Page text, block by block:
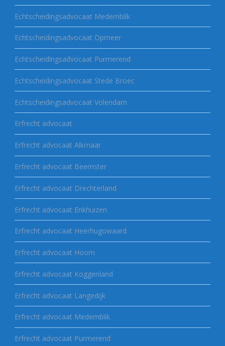
Echtscheidingsadvocaat Medemblik
Echtscheidingsadvocaat Opmeer
Echtscheidingsadvocaat Purmerend
Echtscheidingsadvocaat Stede Broec
Echtscheidingsadvocaat Volendam
Erfrecht advocaat
Erfrecht advocaat Alkmaar
Erfrecht advocaat Beemster
Erfrecht advocaat Drechterland
Erfrecht advocaat Enkhuizen
Erfrecht advocaat Heerhugowaard
Erfrecht advocaat Hoorn
Erfrecht advocaat Koggenland
Erfrecht advocaat Langedijk
Erfrecht advocaat Medemblik
Erfrecht advocaat Purmerend